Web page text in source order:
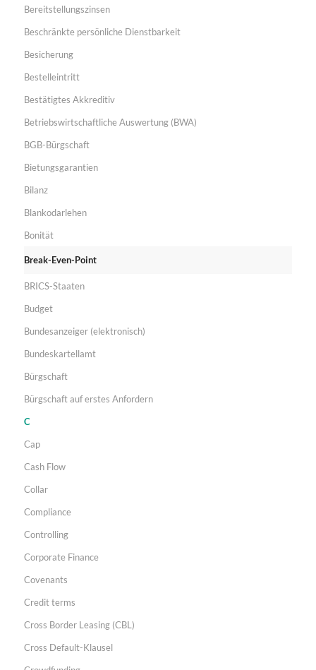
Bereitstellungszinsen
Beschränkte persönliche Dienstbarkeit
Besicherung
Bestelleintritt
Bestätigtes Akkreditiv
Betriebswirtschaftliche Auswertung (BWA)
BGB-Bürgschaft
Bietungsgarantien
Bilanz
Blankodarlehen
Bonität
Break-Even-Point
BRICS-Staaten
Budget
Bundesanzeiger (elektronisch)
Bundeskartellamt
Bürgschaft
Bürgschaft auf erstes Anfordern
C
Cap
Cash Flow
Collar
Compliance
Controlling
Corporate Finance
Covenants
Credit terms
Cross Border Leasing (CBL)
Cross Default-Klausel